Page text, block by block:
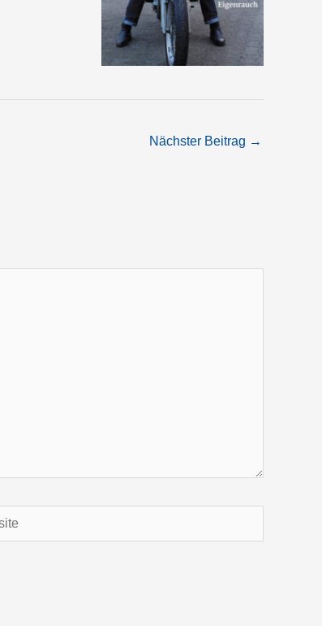
Nächster Beitrag →